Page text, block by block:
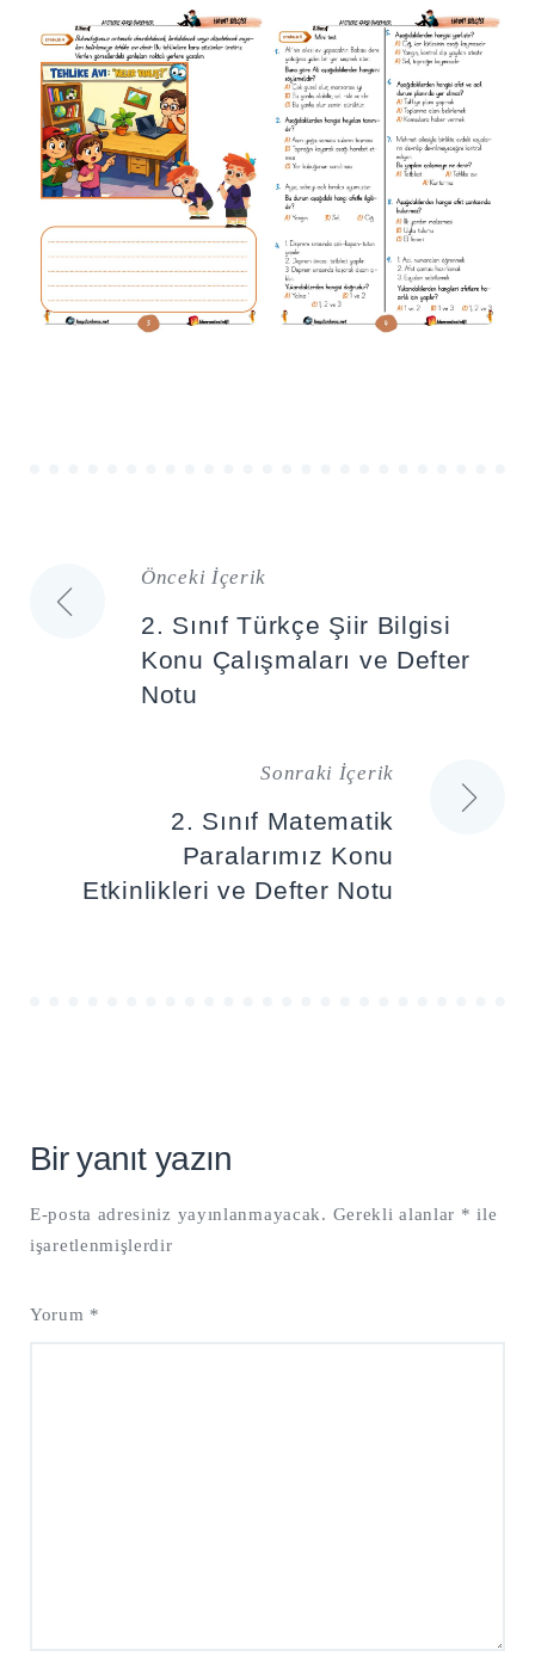
Yazı
gezinmesi
Önceki İçerik
2. Sınıf Türkçe Şiir Bilgisi
Konu Çalışmaları ve Defter
Notu
Sonraki İçerik
2. Sınıf Matematik
Paralarımız Konu
Etkinlikleri ve Defter Notu
Bir yanıt yazın
E-posta adresiniz yayınlanmayacak. Gerekli alanlar * ile
işaretlenmişlerdir
Yorum *